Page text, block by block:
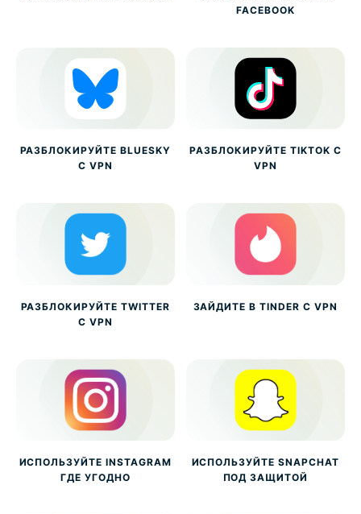
FACEBOOK
РАЗБЛОКИРУЙТЕ BLUESKY
С VPN
РАЗБЛОКИРУЙТЕ TIKTOK С
VPN
РАЗБЛОКИРУЙТЕ TWITTER
С VPN
ЗАЙДИТЕ В TINDER С VPN
ИСПОЛЬЗУЙТЕ INSTAGRAM
ГДЕ УГОДНО
ИСПОЛЬЗУЙТЕ SNAPCHAT
ПОД ЗАЩИТОЙ